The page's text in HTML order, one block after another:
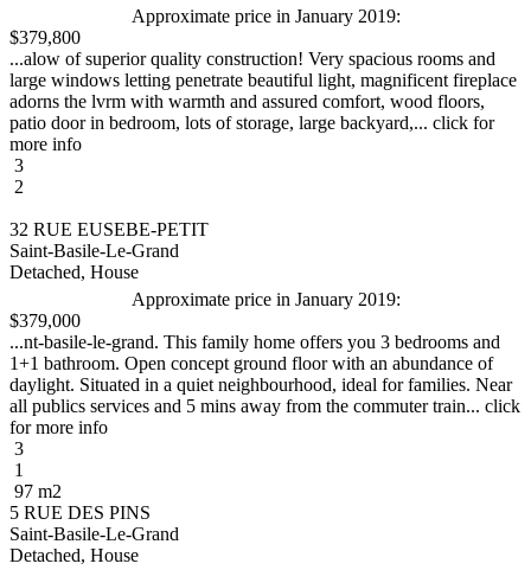
Approximate price in January 2019:
$379,800
...alow of superior quality construction! Very spacious rooms and
large windows letting penetrate beautiful light, magnificent fireplace
adorns the lvrm with warmth and assured comfort, wood floors,
patio door in bedroom, lots of storage, large backyard,... click for
more info
3
2
32 RUE EUSEBE-PETIT
Saint-Basile-Le-Grand
Detached, House
Approximate price in January 2019:
$379,000
...nt-basile-le-grand. This family home offers you 3 bedrooms and
1+1 bathroom. Open concept ground floor with an abundance of
daylight. Situated in a quiet neighbourhood, ideal for families. Near
all publics services and 5 mins away from the commuter train... click
for more info
3
1
97 m2
5 RUE DES PINS
Saint-Basile-Le-Grand
Detached, House